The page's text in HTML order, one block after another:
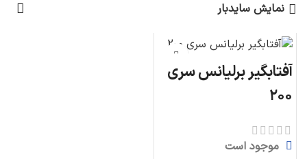
نمایش سایدبار
آفتابگیر برلیانس سری
۲۰۰
موجود است